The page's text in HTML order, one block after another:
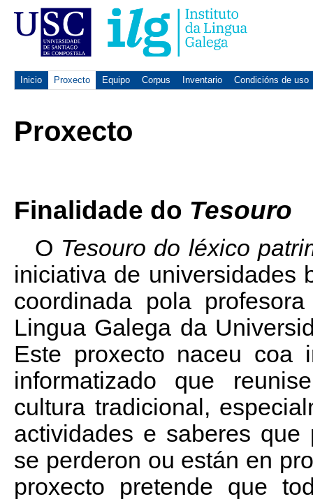
Inicio Proxecto Equipo Corpus Inventario Condicións de uso
Proxecto
Finalidade do Tesouro
O Tesouro do léxico
iniciativa de universidades
coordinada pola
Lingua Galega da
Este proxecto naceu coa
informatizado que
cultura tradicional,
actividades e saberes
se perderon ou están en
proxecto pretende que